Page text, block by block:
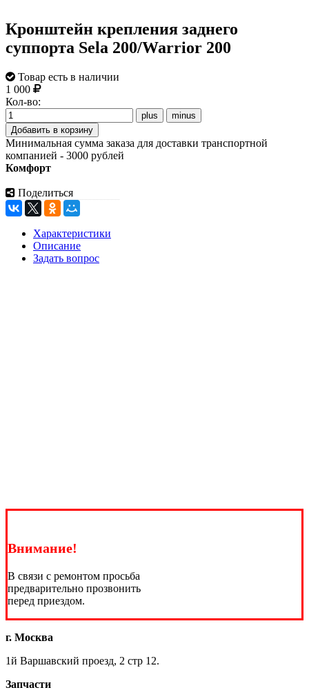
Кронштейн крепления заднего
суппорта Sela 200/Warrior 200
Товар есть в наличии
1 000
Кол-во:
Минимальная сумма заказа для доставки транспортной
компанией - 3000 рублей
Комфорт
Поделиться
Характеристики
Описание
Задать вопрос
Внимание!
В связи с ремонтом просьба
предварительно прозвонить
перед приездом.
г. Москва
1й Варшавский проезд, 2 стр 12.
Запчасти